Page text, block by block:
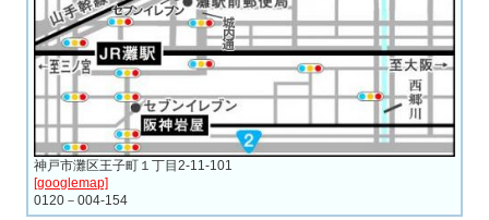
神戸市灘区王子町１丁目2-11-101
[googlemap]
0120－004-154